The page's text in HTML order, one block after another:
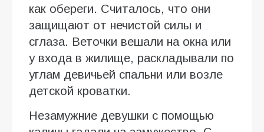
как обереги. Считалось, что они
защищают от нечистой силы и
сглаза. Веточки вешали на окна или
у входа в жилище, раскладывали по
углам девичьей спальни или возле
детской кроватки.
Незамужние девушки с помощью